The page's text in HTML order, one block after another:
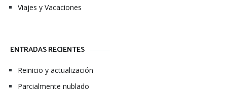
Viajes y Vacaciones
ENTRADAS RECIENTES
Reinicio y actualización
Parcialmente nublado